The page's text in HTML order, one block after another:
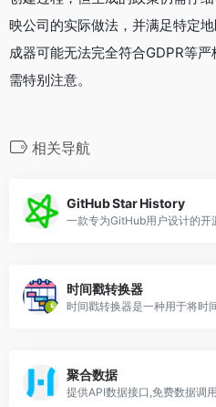
映公司的实际做法，并满足特定
成器可能无法完全符合GDPR等
需特别注意。
相关导航
GitHub Star History
时间戳转换器
聚合数据
提供API数据接口,免费数据调